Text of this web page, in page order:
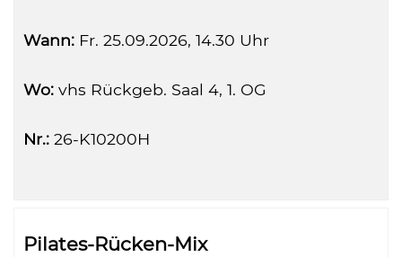
Wann: Fr. 25.09.2026, 14.30 Uhr
Wo: vhs Rückgeb. Saal 4, 1. OG
Nr.: 26-K10200H
Pilates-Rücken-Mix